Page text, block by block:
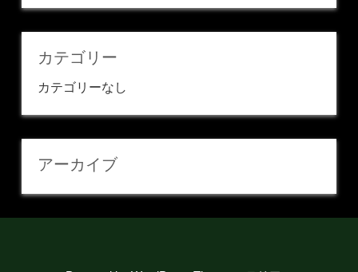
カテゴリー
カテゴリーなし
アーカイブ